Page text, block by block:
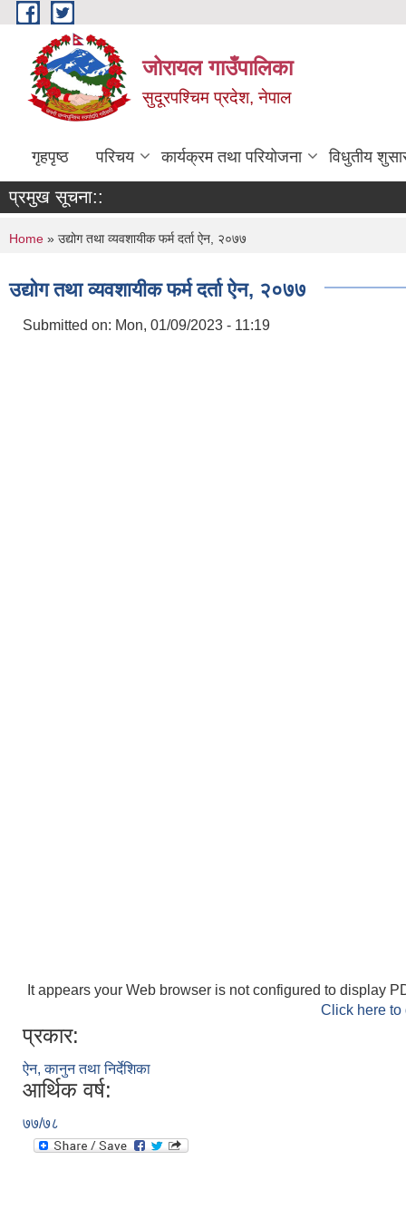
Skip to main content
जोरायल गाउँपालिका
सुदूरपश्चिम प्रदेश, नेपाल
गृहपृष्ठ परिचय कार्यक्रम तथा परियोजना विधुतीय
प्रमुख सूचना::
You are here
Home » उद्योग तथा व्यवशायीक फर्म दर्ता ऐन, २०७७
उद्योग तथा व्यवशायीक फर्म दर्ता ऐन, २०७७
Submitted on: Mon, 01/09/2023 - 11:19
It appears your Web browser is not configured to display
Click here to
प्रकार:
ऐन, कानुन तथा निर्देशिका
आर्थिक वर्ष:
७७/७८